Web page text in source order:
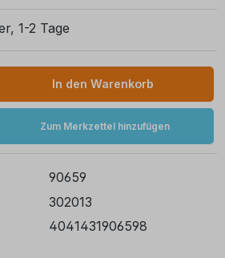
1-2 Tage
Gib den gewünschten
In den Warenkorb
Zum Merkzettel hinzufügen
90659
302013
4041431906598